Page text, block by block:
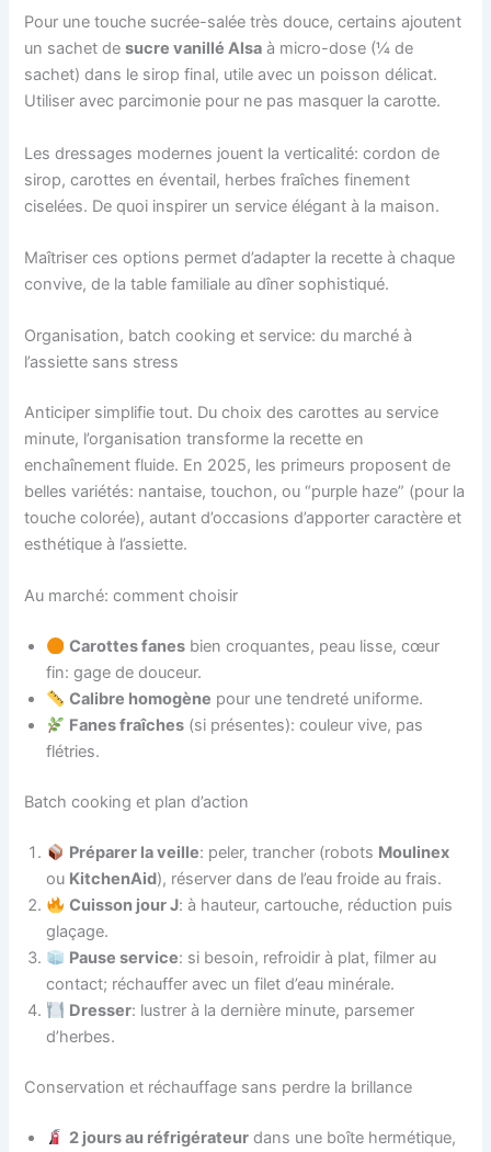
Pour une touche sucrée-salée très douce, certains ajoutent
un sachet desucre vanillé Alsa à micro-dose (¼ de
sachet) dans le sirop final, utile avec un poisson délicat.
Utiliser avec parcimonie pour ne pas masquer la carotte.
Les dressages modernes jouent la verticalité: cordon de
sirop, carottes en éventail, herbes fraîches finement
ciselées. De quoi inspirer un service élégant à la maison.
Maîtriser ces options permet d’adapter la recette à chaque
convive, de la table familiale au dîner sophistiqué.
Organisation, batch cooking et service: du marché à
l’assiette sans stress
Anticiper simplifie tout. Du choix des carottes au service
minute, l’organisation transforme la recette en
enchaînement fluide. En 2025, les primeurs proposent de
belles variétés: nantaise, touchon, ou “purple haze” (pour la
touche colorée), autant d’occasions d’apporter caractère et
esthétique à l’assiette.
Au marché: comment choisir
Carottes fanes bien croquantes, peau lisse, cœur
fin: gage de douceur.
Calibre homogène pour une tendreté uniforme.
Fanes fraîches (si présentes): couleur vive, pas
flétries.
Batch cooking et plan d’action
Préparer la veille: peler, trancher (robots Moulinex
ou KitchenAid), réserver dans de l’eau froide au frais.
Cuisson jour J: à hauteur, cartouche, réduction puis
glaçage.
Pause service: si besoin, refroidir à plat, filmer au
contact; réchauffer avec un filet d’eau minérale.
Dresser: lustrer à la dernière minute, parsemer
d’herbes.
Conservation et réchauffage sans perdre la brillance
2 jours au réfrigérateur dans une boîte hermétique,